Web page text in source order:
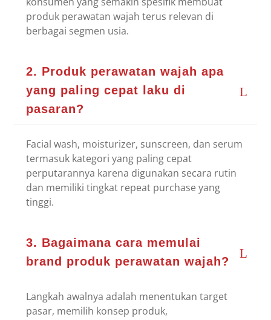
produk perawatan wajah terus relevan di
berbagai segmen usia.
2. Produk perawatan wajah apa
yang paling cepat laku di
pasaran?
Facial wash, moisturizer, sunscreen, dan serum
termasuk kategori yang paling cepat
perputarannya karena digunakan secara rutin
dan memiliki tingkat repeat purchase yang
tinggi.
3. Bagaimana cara memulai
brand produk perawatan wajah?
Langkah awalnya adalah menentukan target
pasar, memilih konsep produk,